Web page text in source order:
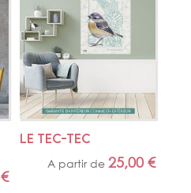
€
LE TEC-TEC
A partir de25,00€